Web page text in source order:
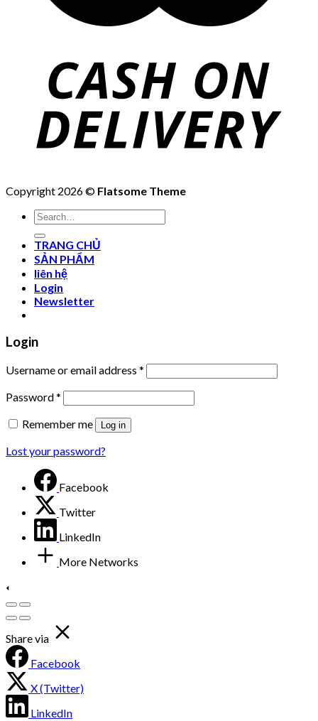
Copyright 2026 © Flatsome Theme
Search
for:
TRANG CHỦ
SẢN PHẨM
liên hệ
Login
Newsletter
Login
Username or email address *
Password*
Remember me
Log in
Lost your password?
Facebook
Twitter
LinkedIn
More Networks
Share via
Facebook
X (Twitter)
LinkedIn